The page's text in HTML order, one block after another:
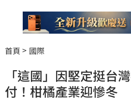
首頁 國際
「這國」因堅定挺台
付！柑橘產業迎慘冬